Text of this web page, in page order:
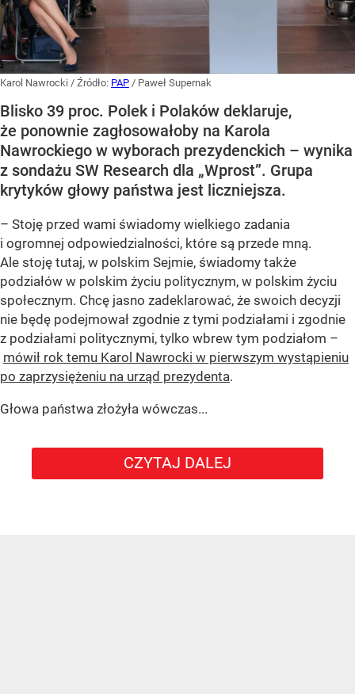
Karol Nawrocki / Źródło: PAP / Paweł Supernak
Blisko 39 proc. Polek i Polaków deklaruje,
że ponownie zagłosowałoby na Karola
Nawrockiego w wyborach prezydenckich – wynika
z sondażu SW Research dla „Wprost”. Grupa
krytyków głowy państwa jest liczniejsza.
– Stoję przed wami świadomy wielkiego zadania
i ogromnej odpowiedzialności, które są przede mną.
Ale stoję tutaj, w polskim Sejmie, świadomy także
podziałów w polskim życiu politycznym, w polskim życiu
społecznym. Chcę jasno zadeklarować, że swoich decyzji
nie będę podejmował zgodnie z tymi podziałami i zgodnie
z podziałami politycznymi, tylko wbrew tym podziałom –
mówił rok temu Karol Nawrocki w pierwszym wystąpieniu
po zaprzysiężeniu na urząd prezydenta.
Głowa państwa złożyła wówczas...
CZYTAJ DALEJ